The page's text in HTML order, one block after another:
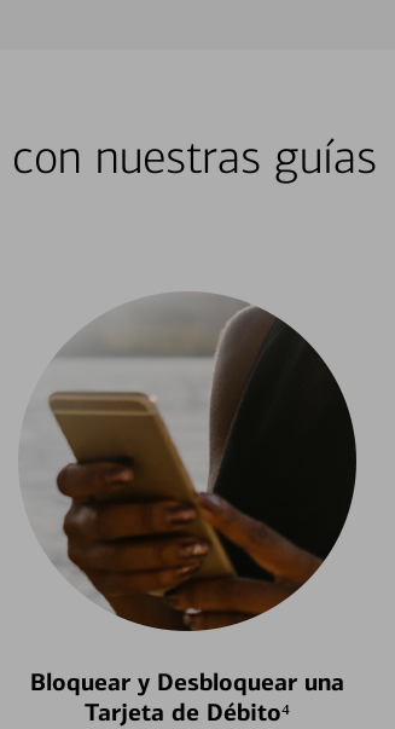
nuestras guías
Bloquear y Desbloquear una
Tarjeta de Débito⁴